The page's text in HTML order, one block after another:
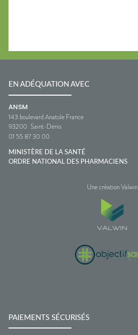
EN ADÉQUATION AVEC
ANSM
143 boulevard Anatole France
93200 Saint-Denis
01 55 87 30 00
MINISTÈRE DE LA SANTÉ
ORDRE NATIONAL DES PHARMACIENS
Une création Valwin
PAIEMENTS SÉCURISÉS